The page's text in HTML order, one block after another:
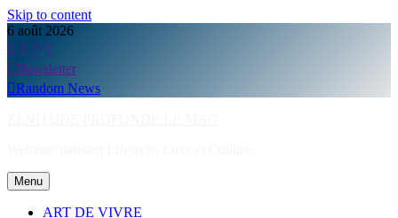
Skip to content
6 août 2026
Newsletter
Random News
Menu
ART DE VIVRE